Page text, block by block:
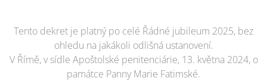
Tento dekret je platný po celé Řádné jubileum 2025, bez
ohledu na jakákoli odlišná ustanovení.
V Římě, v sídle Apoštolské penitenciárie, 13. května 2024, o
památce Panny Marie Fatimské.